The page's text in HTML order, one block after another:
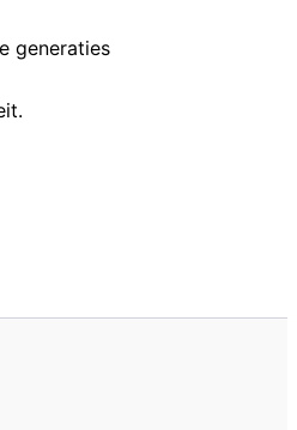
generaties